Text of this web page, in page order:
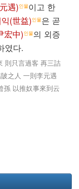
遇)인물이고 한
(世益)인물은 곧
宏中)인물의 외증
였다.
則只言過客 再三詰
之人 一則李元遇
孫 以推奴事來到云